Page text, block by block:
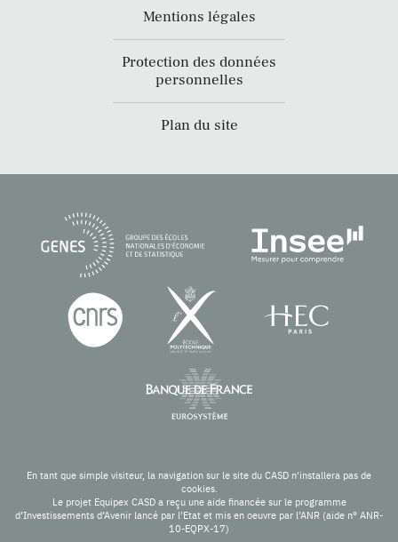
Mentions légales
Protection des données
personnelles
Plan du site
En tant que simple visiteur, la navigation sur le site du CASD n'installera pas de
cookies.
Le projet Equipex CASD a reçu une aide financée sur le programme
d’Investissements d’Avenir lancé par l’Etat et mis en oeuvre par l’ANR (aide n° ANR-
10-EQPX-17)